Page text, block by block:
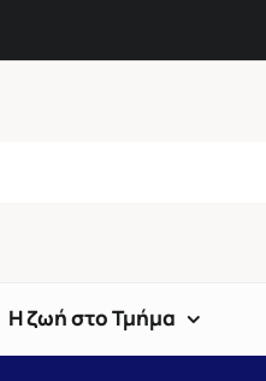
Η ζωή στο Τμήμα